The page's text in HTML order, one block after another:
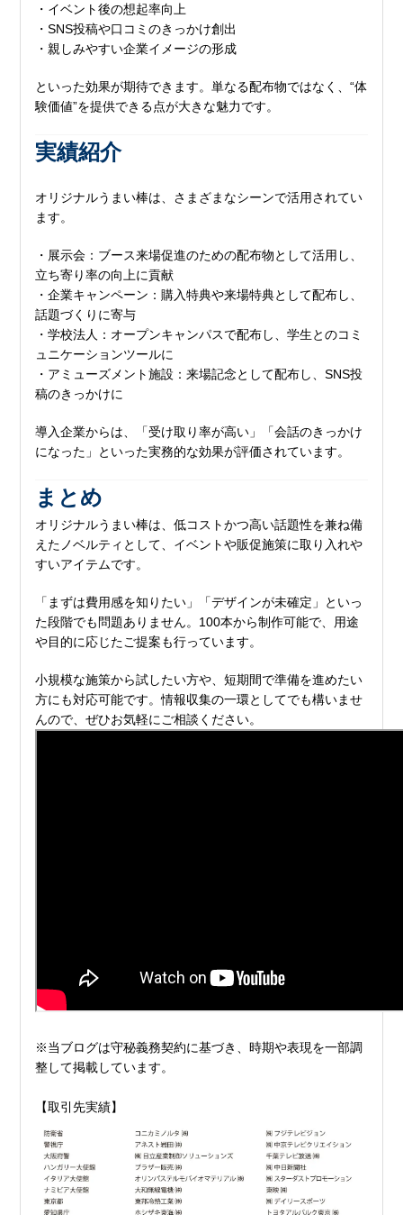
・イベント後の想起率向上
・SNS投稿や口コミのきっかけ創出
・親しみやすい企業イメージの形成
といった効果が期待できます。単なる配布物ではなく、“体
験価値”を提供できる点が大きな魅力です。
実績紹介
オリジナルうまい棒は、さまざまなシーンで活用されてい
ます。
・展示会：ブース来場促進のための配布物として活用し、
立ち寄り率の向上に貢献
・企業キャンペーン：購入特典や来場特典として配布し、
話題づくりに寄与
・学校法人：オープンキャンパスで配布し、学生とのコミ
ュニケーションツールに
・アミューズメント施設：来場記念として配布し、SNS投
稿のきっかけに
導入企業からは、「受け取り率が高い」「会話のきっかけ
になった」といった実務的な効果が評価されています。
まとめ
オリジナルうまい棒は、低コストかつ高い話題性を兼ね備
えたノベルティとして、イベントや販促施策に取り入れや
すいアイテムです。
「まずは費用感を知りたい」「デザインが未確定」といっ
た段階でも問題ありません。100本から制作可能で、用途
や目的に応じたご提案も行っています。
小規模な施策から試したい方や、短期間で準備を進めたい
方にも対応可能です。情報収集の一環としてでも構いませ
んので、ぜひお気軽にご相談ください。
※当ブログは守秘義務契約に基づき、時期や表現を一部調
整して掲載しています。
【取引先実績】